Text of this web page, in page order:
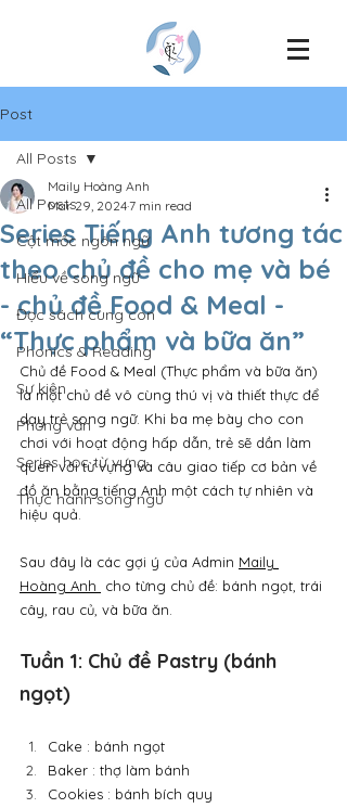
Post
All Posts
Cột mốc ngôn ngữ
Hiểu về song ngữ
Đọc sách cùng con
Phonics & Reading
Sự kiện
Phỏng vấn
Series học từ vựng
Thực hành song ngữ
All Posts
Series Tiếng Anh tương tác
theo chủ đề cho mẹ và bé
- chủ đề Food & Meal -
“Thực phẩm và bữa ăn”
Maily Hoàng Anh
Mar 29, 20247 min read
Chủ đề Food & Meal (Thực phẩm và bữa ăn)
là một chủ đề vô cùng thú vị và thiết thực để
dạy trẻ song ngữ. Khi ba mẹ bày cho con
chơi với hoạt động hấp dẫn, trẻ sẽ dần làm
quen với từ vựng và câu giao tiếp cơ bản về
đồ ăn bằng tiếng Anh một cách tự nhiên và
hiệu quả.
Sau đây là các gợi ý của Admin Maily
Hoàng Anh
cho từng chủ đề: bánh ngọt, trái
cây, rau củ, và bữa ăn.
Tuần 1: Chủ đề Pastry (bánh
ngọt)
Cake : bánh ngọt
Baker : thợ làm bánh
Cookies : bánh bích quy